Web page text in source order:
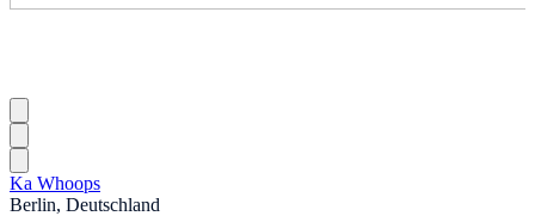
Ka Whoops
Berlin, Deutschland